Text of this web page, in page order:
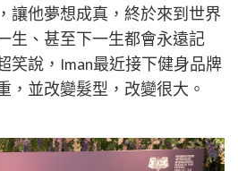
讓他夢想成真，終於來到世界
生、甚至下一生都會永遠記
笑說，Iman最近接下健身品牌
，並改變髮型，改變很大。